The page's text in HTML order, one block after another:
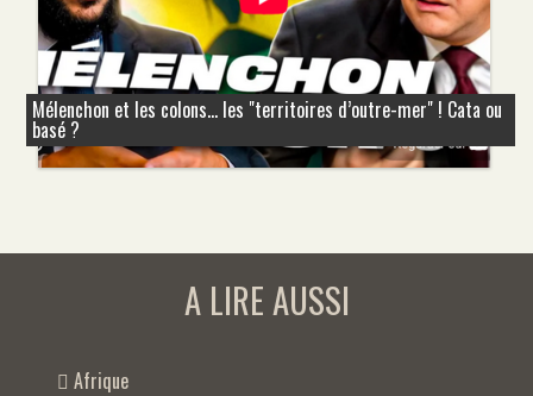
Mélenchon et les colons... les "territoires d’outre-mer" ! Cata ou
basé ?
A LIRE AUSSI
Afrique